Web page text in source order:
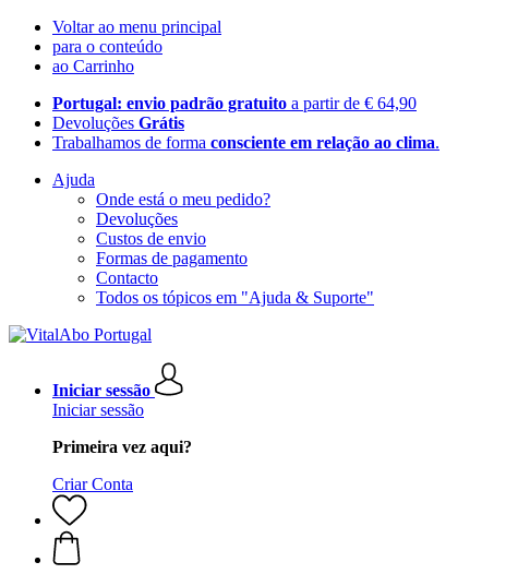
Voltar ao menu principal
para o conteúdo
ao Carrinho
Portugal: envio padrão gratuito a partir de € 64,90
Devoluções Grátis
Trabalhamos de forma consciente em relação ao clima.
Ajuda
Onde está o meu pedido?
Devoluções
Custos de envio
Formas de pagamento
Contacto
Todos os tópicos em "Ajuda & Suporte"
Iniciar sessão
Iniciar sessão
Primeira vez aqui?
Criar Conta